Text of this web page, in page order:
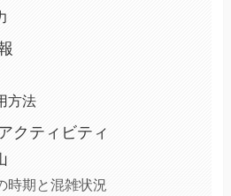
方法
クティビティ
時期と混雑状況